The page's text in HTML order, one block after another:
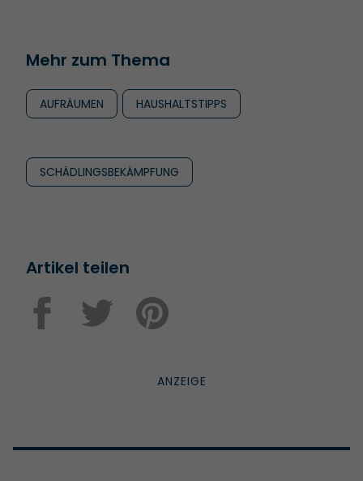
Mehr zum Thema
AUFRÄUMEN HAUSHALTSTIPPS
SCHÄDLINGSBEKÄMPFUNG
Artikel teilen